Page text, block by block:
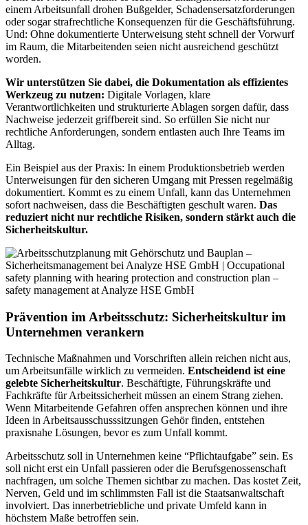
einem Arbeitsunfall drohen Bußgelder, Schadensersatzforderungen
oder sogar strafrechtliche Konsequenzen für die Geschäftsführung.
Und: Ohne dokumentierte Unterweisung steht schnell der Vorwurf
im Raum, die Mitarbeitenden seien nicht ausreichend geschützt
worden.
Wir unterstützen Sie dabei, die Dokumentation als effizientes
Werkzeug zu nutzen: Digitale Vorlagen, klare
Verantwortlichkeiten und strukturierte Ablagen sorgen dafür, dass
Nachweise jederzeit griffbereit sind. So erfüllen Sie nicht nur
rechtliche Anforderungen, sondern entlasten auch Ihre Teams im
Alltag.
Ein Beispiel aus der Praxis: In einem Produktionsbetrieb werden
Unterweisungen für den sicheren Umgang mit Pressen regelmäßig
dokumentiert. Kommt es zu einem Unfall, kann das Unternehmen
sofort nachweisen, dass die Beschäftigten geschult waren. Das
reduziert nicht nur rechtliche Risiken, sondern stärkt auch die
Sicherheitskultur.
Prävention im Arbeitsschutz: Sicherheitskultur im
Unternehmen verankern
Technische Maßnahmen und Vorschriften allein reichen nicht aus,
um Arbeitsunfälle wirklich zu vermeiden. Entscheidend ist eine
gelebte Sicherheitskultur. Beschäftigte, Führungskräfte und
Fachkräfte für Arbeitssicherheit müssen an einem Strang ziehen.
Wenn Mitarbeitende Gefahren offen ansprechen können und ihre
Ideen in Arbeitsausschusssitzungen Gehör finden, entstehen
praxisnahe Lösungen, bevor es zum Unfall kommt.
Arbeitsschutz soll in Unternehmen keine “Pflichtaufgabe” sein. Es
soll nicht erst ein Unfall passieren oder die Berufsgenossenschaft
nachfragen, um solche Themen sichtbar zu machen. Das kostet Zeit,
Nerven, Geld und im schlimmsten Fall ist die Staatsanwaltschaft
involviert. Das innerbetriebliche und private Umfeld kann in
höchstem Maße betroffen sein.